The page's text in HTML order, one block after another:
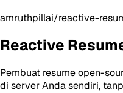
amruthpillai/reactive-
Reactive
Pembuat resume open-
di server Anda sendiri,